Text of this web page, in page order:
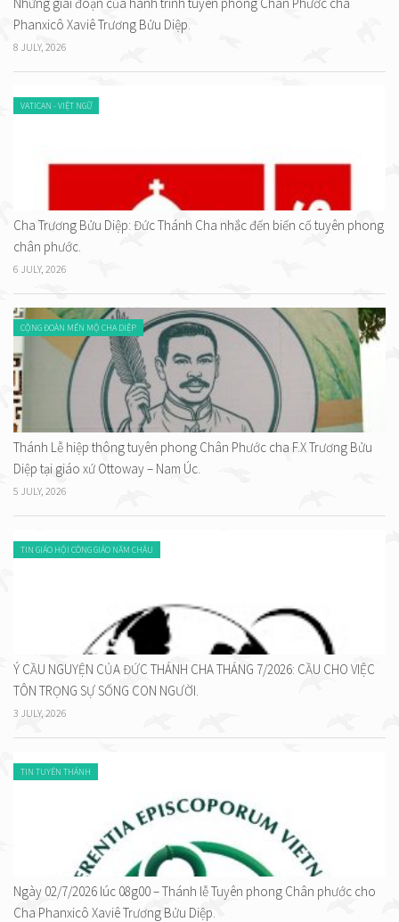
Phanxicô Xaviê Trương Bửu Diệp.
8 JULY, 2026
VATICAN - VIỆT NGỮ
Cha Trương Bửu Diệp: Đức Thánh Cha nhắc đến biến cố tuyên phong
chân phước.
6 JULY, 2026
CỘNG ĐOÀN MẾN MỘ CHA DIỆP
Thánh Lễ hiệp thông tuyên phong Chân Phước cha F.X Trương Bửu
Diệp tại giáo xứ Ottoway – Nam Úc.
5 JULY, 2026
TIN GIÁO HỘI CÔNG GIÁO NĂM CHÂU
Ý CẦU NGUYỆN CỦA ĐỨC THÁNH CHA THÁNG 7/2026: CẦU CHO VIỆC
TÔN TRỌNG SỰ SỐNG CON NGƯỜI.
3 JULY, 2026
TIN TUYÊN THÁNH
Ngày 02/7/2026 lúc 08g00 – Thánh lễ Tuyên phong Chân phước cho
Cha Phanxicô Xaviê Trương Bửu Diệp.